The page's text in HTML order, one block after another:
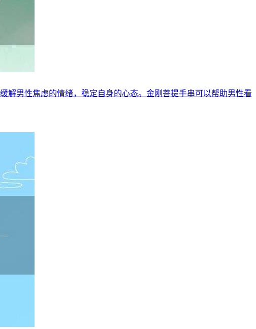
解男性焦虑的情绪，稳定自身的心态。金刚菩提手串可以帮助男性看